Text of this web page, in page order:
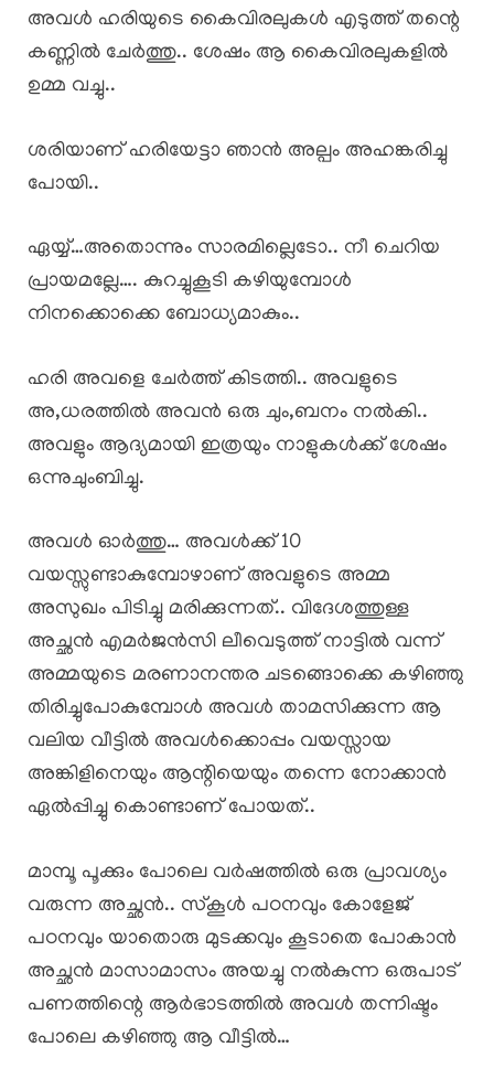
അവൾ ഹരിയുടെ കൈവിരലുകൾ എടുത്ത് തന്റെ
കണ്ണിൽ ചേർത്തു.. ശേഷം ആ കൈവിരലുകളിൽ
ഉമ്മ വച്ചു..
ശരിയാണ് ഹരിയേട്ടാ ഞാൻ അല്പം അഹങ്കരിച്ചു
പോയി..
ഏയ്യ്…അതൊന്നും സാരമില്ലെടോ.. നീ ചെറിയ
പ്രായമല്ലേ…. കുറച്ചുകൂടി കഴിയുമ്പോൾ
നിനക്കൊക്കെ ബോധ്യമാകും..
ഹരി അവളെ ചേർത്ത് കിടത്തി.. അവളുടെ
അ,ധരത്തിൽ അവൻ ഒരു ചും,ബനം നൽകി..
അവളും ആദ്യമായി ഇത്രയും നാളുകൾക്ക് ശേഷം
ഒന്നുചുംബിച്ചു.
അവൾ ഓർത്തു… അവൾക്ക് 10
വയസ്സുണ്ടാകുമ്പോഴാണ് അവളുടെ അമ്മ
അസുഖം പിടിച്ചു മരിക്കുന്നത്.. വിദേശത്തുള്ള
അച്ഛൻ എമർജൻസി ലീവെടുത്ത് നാട്ടിൽ വന്ന്
അമ്മയുടെ മരണാനന്തര ചടങ്ങൊക്കെ കഴിഞ്ഞു
തിരിച്ചുപോകുമ്പോൾ അവൾ താമസിക്കുന്ന ആ
വലിയ വീട്ടിൽ അവൾക്കൊപ്പം വയസ്സായ
അങ്കിളിനെയും ആന്റിയെയും തന്നെ നോക്കാൻ
ഏൽപ്പിച്ചു കൊണ്ടാണ് പോയത്..
മാമ്പൂ പൂക്കും പോലെ വർഷത്തിൽ ഒരു പ്രാവശ്യം
വരുന്ന അച്ഛൻ.. സ്കൂൾ പഠനവും കോളേജ്
പഠനവും യാതൊരു മുടക്കവും കൂടാതെ പോകാൻ
അച്ഛൻ മാസാമാസം അയച്ചു നൽകുന്ന ഒരുപാട്
പണത്തിന്റെ ആർഭാടത്തിൽ അവൾ തന്നിഷ്ടം
പോലെ കഴിഞ്ഞു ആ വീട്ടിൽ…